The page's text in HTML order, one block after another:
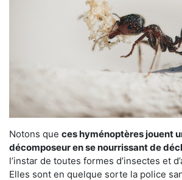
Notons que ces hyménoptères jouent
décomposeur en se nourrissant de
l’instar de toutes formes d’insectes et
Elles sont en quelque sorte la police